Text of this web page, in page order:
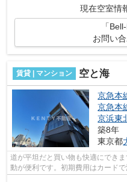
現在空室情
「
お問い
賃貸 | マンション 空と海
京急本
京急本
京浜東
築8年
東京都
道が平坦だと買い物も快適にでき
動が便利です。初期費用はカード